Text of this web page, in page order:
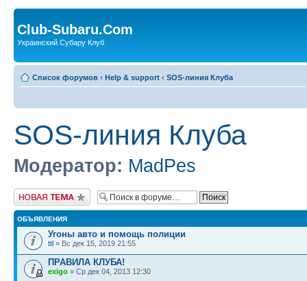
Club-Subaru.Com
Украинский Субару Клуб
Список форумов ‹ Help & support ‹ SOS-линия Клуба
SOS-линия Клуба
Модератор: MadPes
Новая тема
ОБЪЯВЛЕНИЯ
Угоны авто и помощь полиции
ttl » Вс дек 15, 2019 21:55
ПРАВИЛА КЛУБА!
exigo » Ср дек 04, 2013 12:30